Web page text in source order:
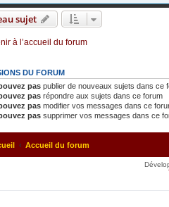
sujet
à l’accueil du forum
DU FORUM
pas publier de nouveaux sujets dans ce
pas répondre aux sujets dans ce forum
pas modifier vos messages dans ce
pas supprimer vos messages dans ce
Accueil du forum